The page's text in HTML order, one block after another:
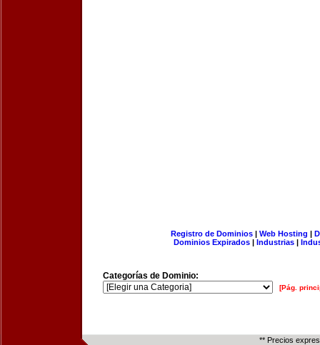
Registro de Dominios| Web Hosting |
Dominios Expirados | Industrias |
Categorías de Dominio:
[Pág.
** Precios